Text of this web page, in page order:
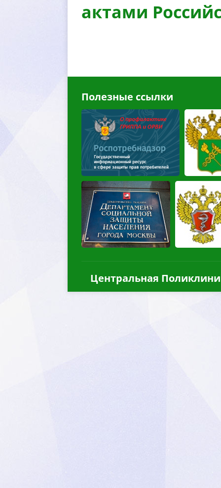
актами
Полезные ссылки
Центральная